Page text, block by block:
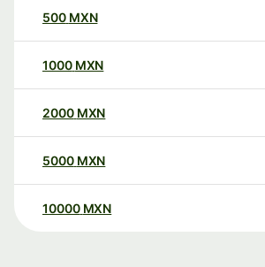
500 MXN
1000 MXN
2000 MXN
5000 MXN
10000 MXN